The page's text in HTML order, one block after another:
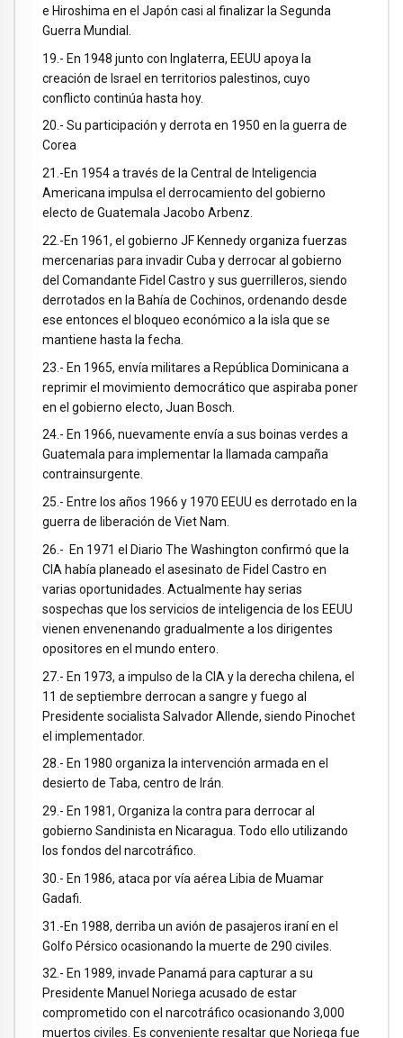
e Hiroshima en el Japón casi al finalizar la Segunda
Guerra Mundial.
19.- En 1948 junto con Inglaterra, EEUU apoya la
creación de Israel en territorios palestinos, cuyo
conflicto continúa hasta hoy.
20.- Su participación y derrota en 1950 en la guerra de
Corea
21.-En 1954 a través de la Central de Inteligencia
Americana impulsa el derrocamiento del gobierno
electo de Guatemala Jacobo Arbenz.
22.-En 1961, el gobierno JF Kennedy organiza fuerzas
mercenarias para invadir Cuba y derrocar al gobierno
del Comandante Fidel Castro y sus guerrilleros, siendo
derrotados en la Bahía de Cochinos, ordenando desde
ese entonces el bloqueo económico a la isla que se
mantiene hasta la fecha.
23.- En 1965, envía militares a República Dominicana a
reprimir el movimiento democrático que aspiraba poner
en el gobierno electo, Juan Bosch.
24.- En 1966, nuevamente envía a sus boinas verdes a
Guatemala para implementar la llamada campaña
contrainsurgente.
25.- Entre los años 1966 y 1970 EEUU es derrotado en la
guerra de liberación de Viet Nam.
26.- En 1971 el Diario The Washington confirmó que la
CIA había planeado el asesinato de Fidel Castro en
varias oportunidades. Actualmente hay serias
sospechas que los servicios de inteligencia de los EEUU
vienen envenenando gradualmente a los dirigentes
opositores en el mundo entero.
27.- En 1973, a impulso de la CIA y la derecha chilena, el
11 de septiembre derrocan a sangre y fuego al
Presidente socialista Salvador Allende, siendo Pinochet
el implementador.
28.- En 1980 organiza la intervención armada en el
desierto de Taba, centro de Irán.
29.- En 1981, Organiza la contra para derrocar al
gobierno Sandinista en Nicaragua. Todo ello utilizando
los fondos del narcotráfico.
30.- En 1986, ataca por vía aérea Libia de Muamar
Gadafi.
31.-En 1988, derriba un avión de pasajeros iraní en el
Golfo Pérsico ocasionando la muerte de 290 civiles.
32.- En 1989, invade Panamá para capturar a su
Presidente Manuel Noriega acusado de estar
comprometido con el narcotráfico ocasionando 3,000
muertos civiles. Es conveniente resaltar que Noriega fue